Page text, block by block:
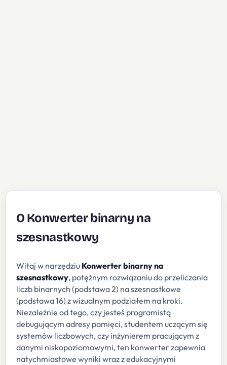
O Konwerter binarny na
szesnastkowy
Witaj w narzędziu Konwerter binarny na
szesnastkowy, potężnym rozwiązaniu do przeliczania
liczb binarnych (podstawa 2) na szesnastkowe
(podstawa 16) z wizualnym podziałem na kroki.
Niezależnie od tego, czy jesteś programistą
debugującym adresy pamięci, studentem uczącym się
systemów liczbowych, czy inżynierem pracującym z
danymi niskopoziomowymi, ten konwerter zapewnia
natychmiastowe wyniki wraz z edukacyjnymi